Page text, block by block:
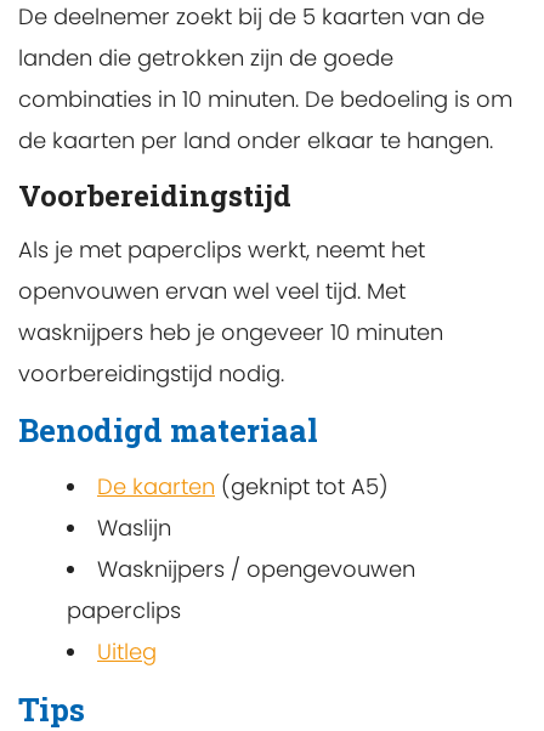
De deelnemer zoekt bij de 5 kaarten van de
landen die getrokken zijn de goede
combinaties in 10 minuten. De bedoeling is om
de kaarten per land onder elkaar te hangen.
Voorbereidingstijd
Als je met paperclips werkt, neemt het
openvouwen ervan wel veel tijd. Met
wasknijpers heb je ongeveer 10 minuten
voorbereidingstijd nodig.
Benodigd materiaal
De kaarten (geknipt tot A5)
Waslijn
Wasknijpers / opengevouwen
paperclips
Uitleg
Tips